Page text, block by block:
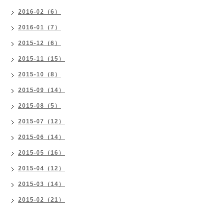
2016-02（6）
2016-01（7）
2015-12（6）
2015-11（15）
2015-10（8）
2015-09（14）
2015-08（5）
2015-07（12）
2015-06（14）
2015-05（16）
2015-04（12）
2015-03（14）
2015-02（21）